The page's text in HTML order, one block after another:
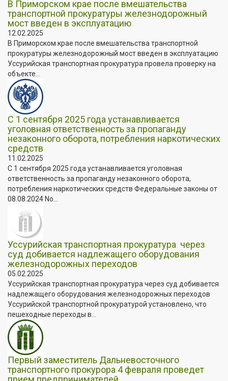
В Приморском крае после вмешательства
транспортной прокуратуры железнодорожный
мост введен в эксплуатацию
12.02.2025
В Приморском крае после вмешательства транспортной
прокуратуры железнодорожный мост введен в эксплуатацию
Уссурийская транспортная прокуратура провела проверку на
объекте...
С 1 сентября 2025 года устанавливается
уголовная ответственность за пропаганду
незаконного оборота, потребления наркотических
средств
11.02.2025
С 1 сентября 2025 года устанавливается уголовная
ответственность за пропаганду незаконного оборота,
потребления наркотических средств Федеральные законы от
08.08.2024 No...
️Уссурийская транспортная прокуратура через
суд добивается надлежащего оборудования
железнодорожных переходов
05.02.2025
️Уссурийская транспортная прокуратура через суд добивается
надлежащего оборудования железнодорожных переходов
Уссурийской транспортной прокуратурой установлено, что
пешеходные переходы в...
Первый заместитель Дальневосточного
транспортного прокурора 4 февраля проведет